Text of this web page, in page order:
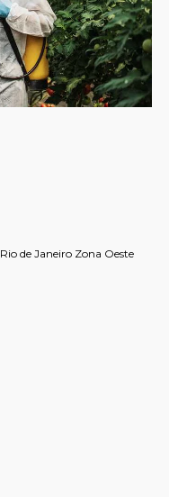
Rio de Janeiro Zona Oeste